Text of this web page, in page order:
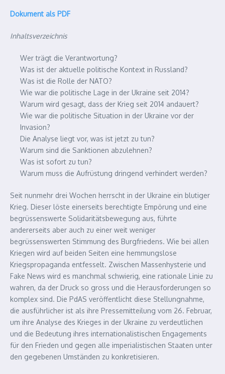
Dokument als PDF
Inhaltsverzeichnis
Wer trägt die Verantwortung?
Was ist der aktuelle politische Kontext in Russland?
Was ist die Rolle der NATO?
Wie war die politische Lage in der Ukraine seit 2014?
Warum wird gesagt, dass der Krieg seit 2014 andauert?
Wie war die politische Situation in der Ukraine vor der
Invasion?
Die Analyse liegt vor, was ist jetzt zu tun?
Warum sind die Sanktionen abzulehnen?
Was ist sofort zu tun?
Warum muss die Aufrüstung dringend verhindert werden?
Seit nunmehr drei Wochen herrscht in der Ukraine ein blutiger
Krieg. Dieser löste einerseits berechtigte Empörung und eine
begrüssenswerte Solidaritätsbewegung aus, führte
andererseits aber auch zu einer weit weniger
begrüssenswerten Stimmung des Burgfriedens. Wie bei allen
Kriegen wird auf beiden Seiten eine hemmungslose
Kriegspropaganda entfesselt. Zwischen Massenhysterie und
Fake News wird es manchmal schwierig, eine rationale Linie zu
wahren, da der Druck so gross und die Herausforderungen so
komplex sind. Die PdAS veröffentlicht diese Stellungnahme,
die ausführlicher ist als ihre Pressemitteilung vom 26. Februar,
um ihre Analyse des Krieges in der Ukraine zu verdeutlichen
und die Bedeutung ihres internationalistischen Engagements
für den Frieden und gegen alle imperialistischen Staaten unter
den gegebenen Umständen zu konkretisieren.